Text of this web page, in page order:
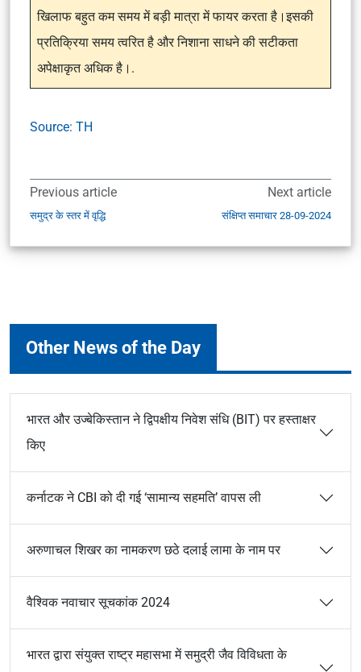
खिलाफ बहुत कम समय में बड़ी मात्रा में फायर करता है।इसकी
प्रतिक्रिया समय त्वरित है और निशाना साधने की सटीकता
अपेक्षाकृत अधिक है।.
Source: TH
Previous article
समुद्र के स्तर में वृद्धि
Next article
संक्षिप्त समाचार 28-09-2024
Other News of the Day
भारत और उज्बेकिस्तान ने द्विपक्षीय निवेश संधि (BIT) पर हस्ताक्षर
किए
कर्नाटक ने CBI को दी गई ‘सामान्य सहमति’ वापस ली
अरुणाचल शिखर का नामकरण छठे दलाई लामा के नाम पर
वैश्विक नवाचार सूचकांक 2024
भारत द्वारा संयुक्त राष्ट्र महासभा में समुद्री जैव विविधता के